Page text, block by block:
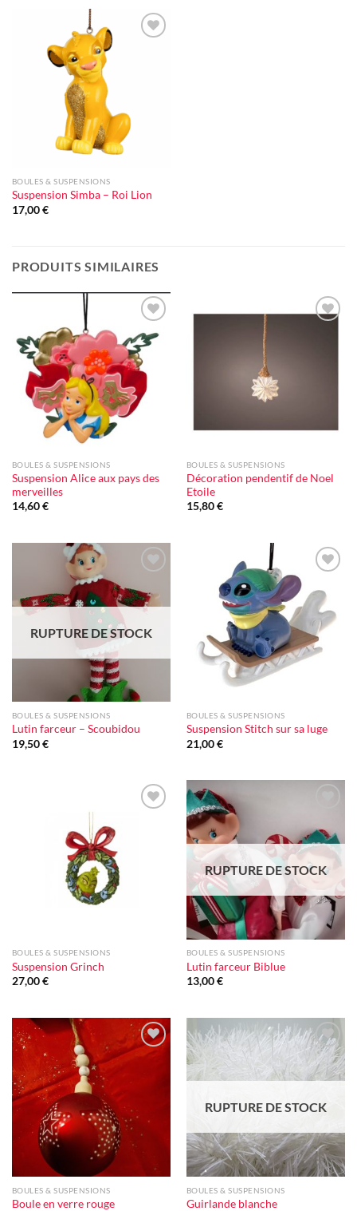
BOULES & SUSPENSIONS
Suspension Simba – Roi Lion
17,00€
PRODUITS SIMILAIRES
Ajouter
à la liste
d'envie
BOULES & SUSPENSIONS
Suspension Alice aux pays des
merveilles
14,60€
BOULES & SUSPENSIONS
Décoration pendentif de Noel
Etoile
15,80€
à la liste
d'envie
RUPTURE DE STOCK
BOULES & SUSPENSIONS
Lutin farceur – Scoubidou
19,50€
à la liste
d'envie
BOULES & SUSPENSIONS
Suspension Stitch sur sa luge
21,00€
BOULES & SUSPENSIONS
Suspension Grinch
27,00€
à la liste
d'envie
RUPTURE DE STOCK
BOULES & SUSPENSIONS
Lutin farceur Biblue
13,00€
Ajouter
BOULES & SUSPENSIONS
Boule en verre rouge
Ajouter
à la liste
d'envie
RUPTURE DE STOCK
BOULES & SUSPENSIONS
Guirlande blanche